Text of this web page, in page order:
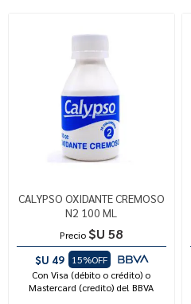
CALYPSO OXIDANTE CREMOSO
N2 100 ML
Precio $U 58
$U 49
15%OFF
Con Visa (débito o crédito) o
Mastercard (credito) del BBVA